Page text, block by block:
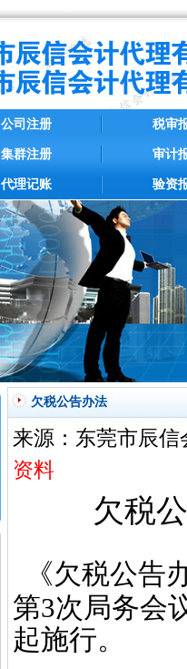
公司注册
集群注册
代理记账
税审
审计
验资
欠税公告办法
来源：东莞市辰
资料
欠税
《欠税公告
第3次局务会
起施行。